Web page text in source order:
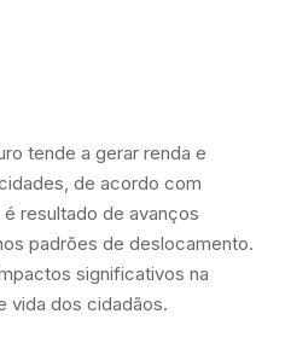
tende a gerar renda e
de acordo com
resultado de avanços
padrões de deslocamento.
significativos na
vida dos cidadãos.